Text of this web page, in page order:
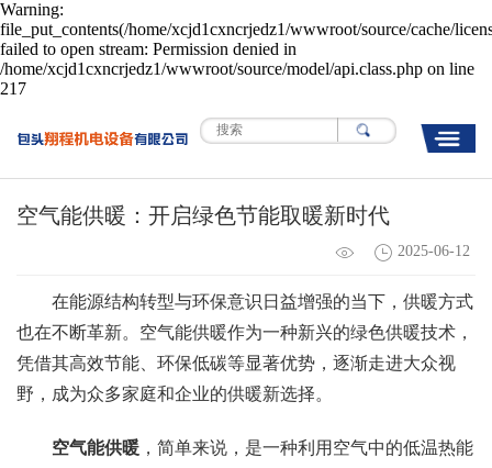
Warning:
file_put_contents(/home/xcjd1cxncrjedz1/wwwroot/source/cache/
failed to open stream: Permission denied in
/home/xcjd1cxncrjedz1/wwwroot/source/model/api.class.php on line
217
空气能供暖：开启绿色节能取暖新时代
2025-06-12
在能源结构转型与环保意识日益增强的当下，供暖方式
也在不断革新。空气能供暖作为一种新兴的绿色供暖技术，
凭借其高效节能、环保低碳等显著优势，逐渐走进大众视
野，成为众多家庭和企业的供暖新选择。
空气能供暖 ，简单来说，是一种利用空气中的低温热能